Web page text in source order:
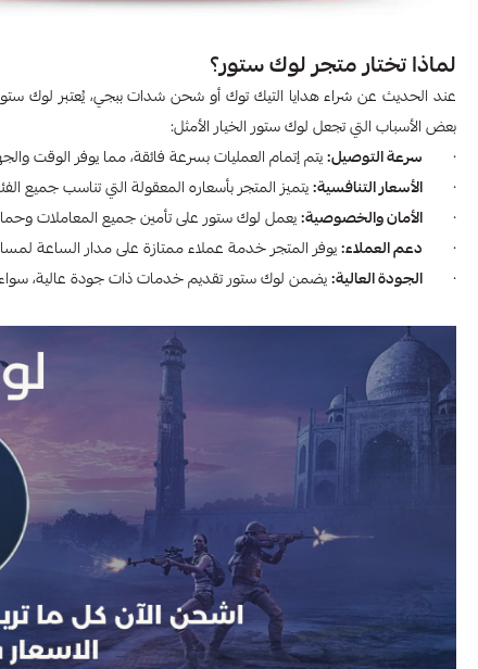
لماذا تختار متجر لوك ستور؟
عند الحديث عن شراء هدايا التيك توك أو شحن شدات ببجي، يُعتبر لوك ستور
بعض الأسباب التي تجعل لوك ستور الخيار الأمثل:
· سرعة التوصيل:يتم إتمام العمليات بسرعة فائقة، مما يوفر الوقت
· الأسعار التنافسية:يتميز المتجر بأسعاره المعقولة التي تناسب جميع
· الأمان والخصوصية:يعمل لوك ستور على تأمين جميع المعاملات
· دعم العملاء:يوفر المتجر خدمة عملاء ممتازة على مدار الساعة
· الجودة العالية:يضمن لوك ستور تقديم خدمات ذات جودة عالية،